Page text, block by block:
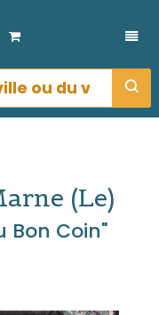
(le)
Bon Coin"